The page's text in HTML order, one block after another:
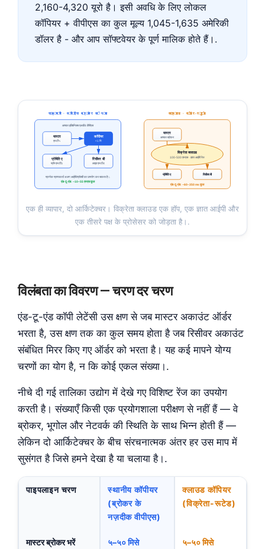
2,160-4,320 यूरो है। इसी अवधि के लिए लोकल
कॉपियर + वीपीएस का कुल मूल्य 1,045-1,635 अमेरिकी
डॉलर है - और आप सॉफ्टवेयर के पूर्ण मालिक होते हैं।.
स्थानीय · वीपीएस ब्रोकर के पास
आपका इक्विनिक्स एलडी4 वीपीएस
मास्टर
एमटी५
कॉपीयर
<1 मि
प्रेषिति ए
प्रॉप एमटी5
रिसीवर बी
लाइव एमटी4
प्रत्येक प्राप्तकर्ता अलग आईपी/प्रॉक्सी का उपयोग कर सकता है।.
एंड-टू-एंड: ~10–55 एमएस कुल
क्लाउड · वेंडर-रूटेड
मास्टर
आपका ब्रोकर
विक्रेता क्लाउड
100-500 एमएस · ज्ञात आईपी रेंज
प्रेषिति ए रिसीवर बी
एंड-टू-एंड: ~60–350 ms कुल
एक ही व्यापार, दो आर्किटेक्चर। विक्रेता क्लाउड एक हॉप, एक ज्ञात आईपी और
एक तीसरे पक्ष के प्रोसेसर को जोड़ता है।.
विलंबता का विवरण — चरण दर चरण
एंड-टू-एंड कॉपी लेटेंसी उस क्षण से जब मास्टर अकाउंट ऑर्डर
भरता है, उस क्षण तक का कुल समय होता है जब रिसीवर अकाउंट
संबंधित मिरर किए गए ऑर्डर को भरता है। यह कई मापने योग्य
चरणों का योग है, न कि कोई एकल संख्या।.
नीचे दी गई तालिका उद्योग में देखे गए विशिष्ट रेंज का उपयोग
करती है। संख्याएँ किसी एक प्रयोगशाला परीक्षण से नहीं हैं — वे
ब्रोकर, भूगोल और नेटवर्क की स्थिति के साथ भिन्न होती हैं —
लेकिन दो आर्किटेक्चर के बीच संरचनात्मक अंतर हर उस माप में
सुसंगत है जिसे हमने देखा है या चलाया है।.
पाइपलाइन चरण
स्थानीय कॉपीयर
(ब्रोकर के
नज़दीक वीपीएस)
क्लाउड कॉपियर
(विक्रेता-रूटेड)
मास्टर ब्रोकर भरें ५–५० मिसे ५–५० मिसे